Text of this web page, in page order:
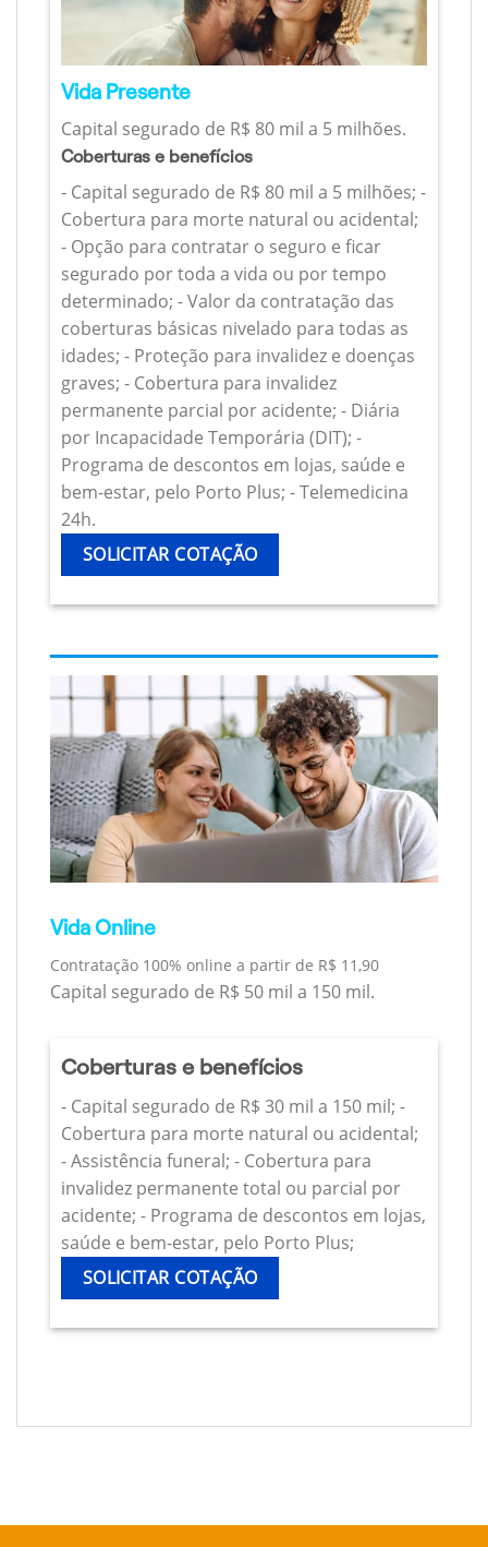
Vida Presente
Capital segurado de R$ 80 mil a 5 milhões.
Coberturas e benefícios
- Capital segurado de R$ 80 mil a 5 milhões; -
Cobertura para morte natural ou acidental;
- Opção para contratar o seguro e ficar
segurado por toda a vida ou por tempo
determinado; - Valor da contratação das
coberturas básicas nivelado para todas as
idades; - Proteção para invalidez e doenças
graves; - Cobertura para invalidez
permanente parcial por acidente; - Diária
por Incapacidade Temporária (DIT); -
Programa de descontos em lojas, saúde e
bem-estar, pelo Porto Plus; - Telemedicina
24h.
SOLICITAR COTAÇÃO
Vida Online
Contratação 100% online a partir de R$ 11,90
Capital segurado de R$ 50 mil a 150 mil.
Coberturas e benefícios
- Capital segurado de R$ 30 mil a 150 mil; -
Cobertura para morte natural ou acidental;
- Assistência funeral; - Cobertura para
invalidez permanente total ou parcial por
acidente; - Programa de descontos em lojas,
saúde e bem-estar, pelo Porto Plus;
SOLICITAR COTAÇÃO